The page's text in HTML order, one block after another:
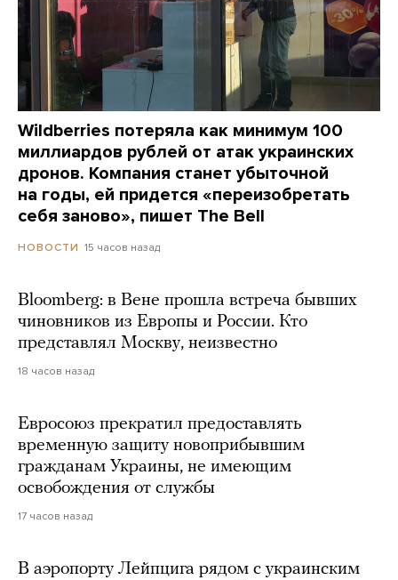
Wildberries потеряла как минимум 100
миллиардов рублей от атак украинских
дронов. Компания станет убыточной
на годы, ей придется «переизобретать
себя заново», пишет The Bell
НОВОСТИ 15 часов назад
Bloomberg: в Вене прошла встреча бывших
чиновников из Европы и России. Кто
представлял Москву, неизвестно
18 часов назад
Евросоюз прекратил предоставлять
временную защиту новоприбывшим
гражданам Украины, не имеющим
освобождения от службы
17 часов назад
В аэропорту Лейпцига рядом с украинским